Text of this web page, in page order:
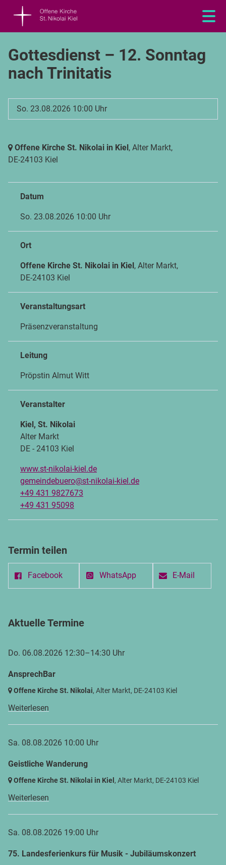
Gottesdienst – 12. Sonntag
nach Trinitatis
So. 23.08.2026 10:00 Uhr
Offene Kirche St. Nikolai in Kiel, Alter Markt,
DE-24103 Kiel
Datum
So. 23.08.2026 10:00 Uhr
Ort
Offene Kirche St. Nikolai in Kiel, Alter Markt,
DE-24103 Kiel
Veranstaltungsart
Präsenzveranstaltung
Leitung
Pröpstin Almut Witt
Veranstalter
Kiel, St. Nikolai
Alter Markt
DE - 24103 Kiel
www.st-nikolai-kiel.de
gemeindebuero@st-nikolai-kiel.de
+49 431 9827673
+49 431 95098
Termin teilen
Facebook WhatsApp E-Mail
Aktuelle Termine
Do. 06.08.2026 12:30–14:30 Uhr
AnsprechBar
Offene Kirche St. Nikolai, Alter Markt, DE-24103 Kiel
Weiterlesen
Sa. 08.08.2026 10:00 Uhr
Geistliche Wanderung
Offene Kirche St. Nikolai in Kiel , Alter Markt, DE-24103 Kiel
Weiterlesen
Sa. 08.08.2026 19:00 Uhr
75. Landesferienkurs für Musik - Jubiläumskonzert